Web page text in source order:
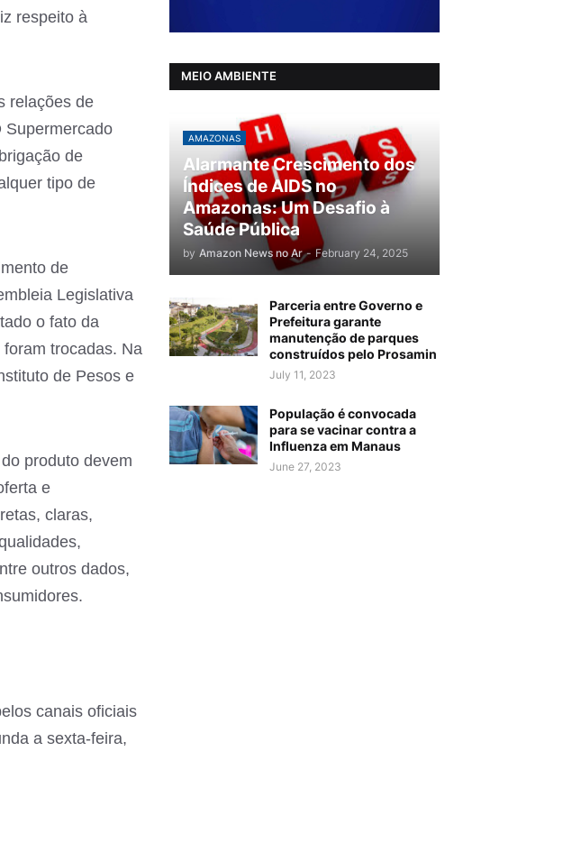
respeito à
relações de
Supermercado
de
tipo de
de
Legislativa
o fato da
trocadas. Na
de Pesos e
produto devem
e
claras,
outros dados,
canais oficiais
a sexta-feira,
MEIO AMBIENTE
AMAZONAS
Alarmante Crescimento dos
Índices de AIDS no
Amazonas: Um Desafio à
Saúde Pública
by Amazon News no Ar - February 24, 2025
Parceria entre Governo e
Prefeitura garante
manutenção de parques
construídos pelo Prosamin
July 11, 2023
População é convocada
para se vacinar contra a
Influenza em Manaus
June 27, 2023